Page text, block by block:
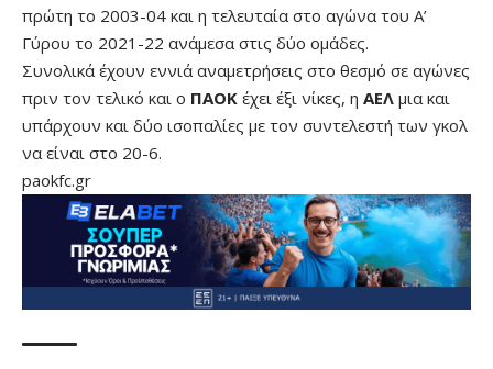
πρώτη το 2003-04 και η τελευταία στο αγώνα του Α’
Γύρου το 2021-22 ανάμεσα στις δύο ομάδες.
Συνολικά έχουν εννιά αναμετρήσεις στο θεσμό σε αγώνες
πριν τον τελικό και ο ΠΑΟΚ έχει έξι νίκες, η ΑΕΛ μια και
υπάρχουν και δύο ισοπαλίες με τον συντελεστή των γκολ
να είναι στο 20-6.
paokfc.gr